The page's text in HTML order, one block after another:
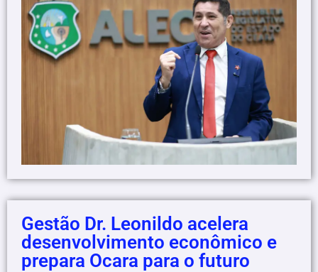
Gestão Dr. Leonildo acelera
desenvolvimento econômico e
prepara Ocara para o futuro